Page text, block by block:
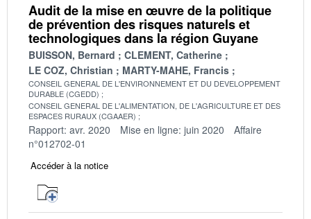
Audit de la mise en œuvre de la politique
de prévention des risques naturels et
technologiques dans la région Guyane
BUISSON, Bernard
CLEMENT, Catherine
LE COZ, Christian
MARTY-MAHE, Francis
CONSEIL GENERAL DE L'ENVIRONNEMENT ET DU DEVELOPPEMENT
DURABLE (CGEDD)
CONSEIL GENERAL DE L'ALIMENTATION, DE L'AGRICULTURE ET DES
ESPACES RURAUX (CGAAER)
Rapport: avr. 2020 Mise en ligne: juin 2020
Affaire
n°012702-01
Accéder à la notice